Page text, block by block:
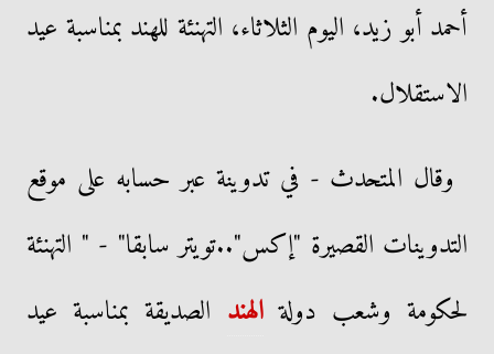
أحمد أبو زيد، اليوم الثلاثاء، التهنئة للهند بمناسبة عيد
الاستقلال.
وقال المتحدث - في تدوينة عبر حسابه على موقع
التدوينات القصيرة "إكس"..تويتر سابقا" - " التهنئة
لحكومة وشعب دولةالهند الصديقة بمناسبة عيد